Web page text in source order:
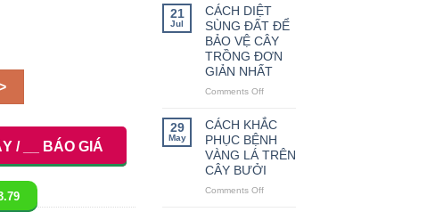
/ __ BÁO GIÁ
THỨC
LÀM
HOA
TRÁI
VỤ
CHO
21
Jul
CÁCH DIỆT
SÙNG ĐẤT ĐỂ
BẢO VỆ CÂY
TRỒNG ĐƠN
GIẢN NHẤT
Comments Off
DIỆT
SÙNG
ĐẤT
ĐỂ
BẢO
29
May
CÁCH KHẮC
PHỤC BỆNH
VÀNG LÁ TRÊN
CÂY BƯỞI
Comments Off